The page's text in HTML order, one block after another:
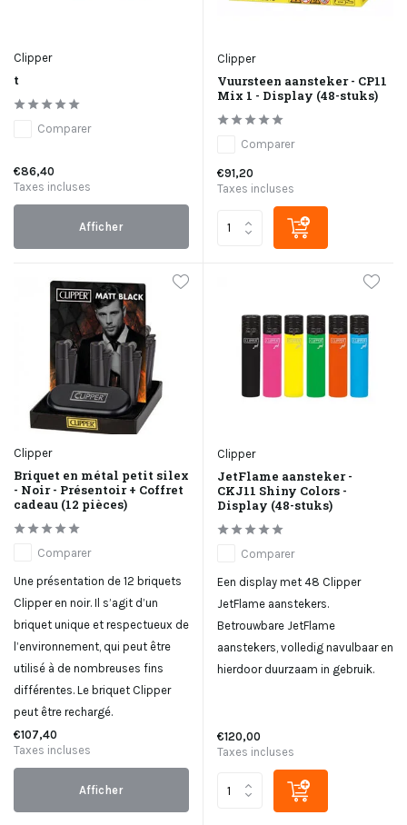
Clipper
t
Comparer
€86,40
Taxes incluses
Afficher
Clipper
Vuursteen aansteker - CP11
Mix 1 - Display (48-stuks)
Comparer
€91,20
Taxes incluses
Clipper
Briquet en métal petit silex
- Noir - Présentoir + Coffret
cadeau (12 pièces)
Comparer
Une présentation de 12 briquets
Clipper en noir. Il s’agit d’un
briquet unique et respectueux de
l’environnement, qui peut être
utilisé à de nombreuses fins
différentes. Le briquet Clipper
peut être rechargé.
€107,40
Taxes incluses
Afficher
Clipper
JetFlame aansteker -
CKJ11 Shiny Colors -
Display (48-stuks)
Comparer
Een display met 48 Clipper
JetFlame aanstekers.
Betrouwbare JetFlame
aanstekers, volledig navulbaar en
hierdoor duurzaam in gebruik.
€120,00
Taxes incluses